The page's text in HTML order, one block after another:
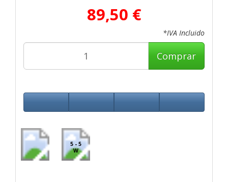
89,50 €
*IVA Incluido
Comprar
5 - 5
W